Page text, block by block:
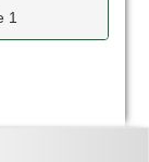
1